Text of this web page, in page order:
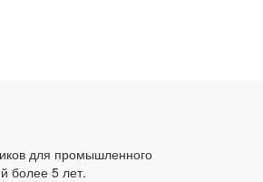
для промышленного
более 5 лет.